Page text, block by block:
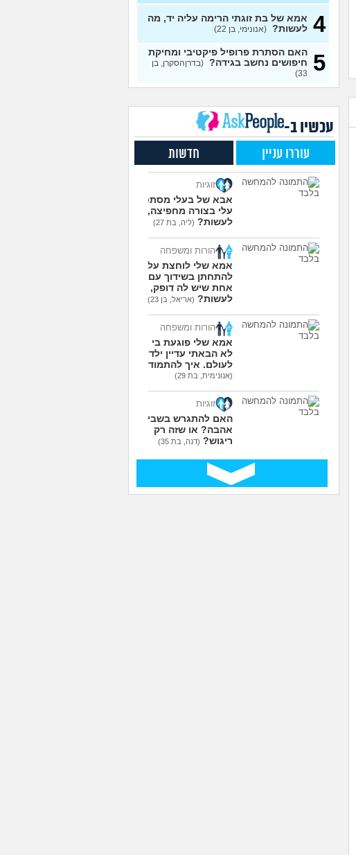
דחפתי אותה מתוך כעס. איך
40)
עצות
איך להסביר לה שאני רוצה
להיפרד?
(עידן, בן 27)
20
עצות
בעיות ביני לבית הזוג, מה
לעשות? (אנונימי, בן 24) עצות
(אלי, בן
29)
יוצאת איתו היום לדייט ראשון
(אנונימית, בת 18)
להתחיל עם בנות בים/ הליכה
בטיילת או מועדון?
(רואי, בן
לוקח אותי לדייטים גרועים
17
עצות
עוד שאלות חדשות במדור
4
אמא של בת זוגתי הרימה עליה יד, מה
לעשות? (אנונימי, בן 22)
5 האם הסתרת פרופיל פיקטיבי ומחיקת
חיפושים נחשב בגידה? (בדרןהסקרן, בן
33)
עכשיו ב-
עוררו עניין חדשות
זוגיות
אבא של בעלי מסתכל
עלי בצורה מחפיצה, מה
לעשות? (ליה, בת 27)
הורות ומשפחה
אמא שלי לוחצת עליי
להתחתן בשידוך עם כל
אחת שיש לה דופק, מה
לעשות? (אריאל, בן 23)
הורות ומשפחה
אמא שלי פוגעת בי כי
לא הבאתי עדיין ילדים
לעולם. איך להתמודד?
(אנונימית, בת 29)
זוגיות
האם להתגרש בשביל
אהבה? או שזה רק
ריגוש? (דנה, בת 35)